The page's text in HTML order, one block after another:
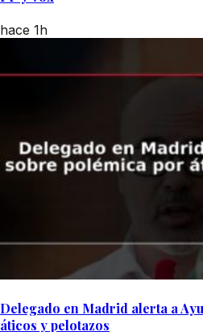
hace 1h
Delegado en Madrid alerta a
áticos y pelotazos